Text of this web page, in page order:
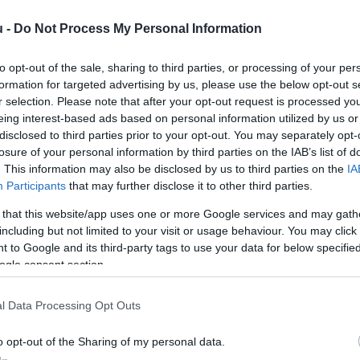
- Do Not Process My Personal Information
opt-out of the sale, sharing to third parties, or processing of your
for targeted advertising by us, please use the below opt-out
selection. Please note that after your opt-out request is processed
interest-based ads based on personal information utilized by us
to third parties prior to your opt-out. You may separately
of your personal information by third parties on the IAB’s list of
This information may also be disclosed by us to third parties on the
Participants that may further disclose it to other third parties.
that this website/app uses one or more Google services and may
but not limited to your visit or usage behaviour. You may
to Google and its third-party tags to use your data for below
consent section.
Data Processing Opt Outs
opt-out of the Sharing of my personal data.
is Horvátország, a csoportos
hanem Törökország. Télen a
forrásként a Google Keresőben!